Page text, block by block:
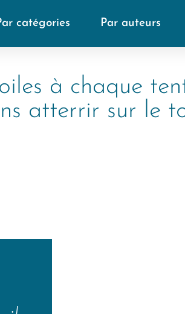
catégories Par auteurs
à chaque
atterrir sur le